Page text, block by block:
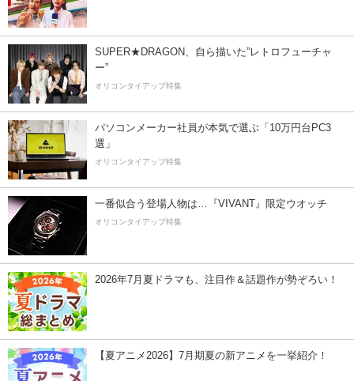
SUPER★DRAGON、自ら描いた”レトロフューチャ
ー”
オリコンタイアップ特集
パソコンメーカー社員が本気で選ぶ「10万円台PC3
選」
オリコンタイアップ特集
一番似合う登場人物は…『VIVANT』限定ウオッチ
オリコンタイアップ特集
2026年7月夏ドラマも、注目作＆話題作が勢ぞろい！
【夏アニメ2026】7月期夏の新アニメを一挙紹介！